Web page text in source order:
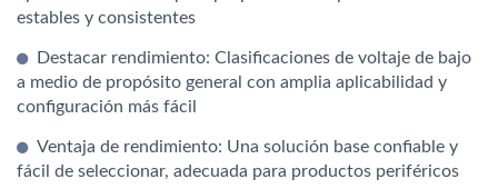
estables y consistentes
Destacar rendimiento: Clasificaciones de voltaje de bajo
a medio de propósito general con amplia aplicabilidad y
configuración más fácil
Ventaja de rendimiento: Una solución base confiable y
fácil de seleccionar, adecuada para productos periféricos